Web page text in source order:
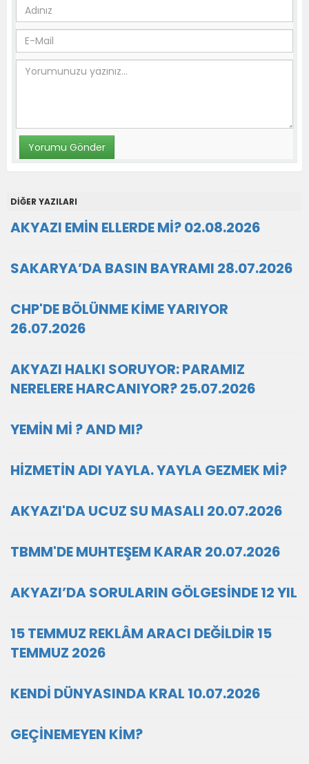
DİĞER YAZILARI
AKYAZI EMİN ELLERDE Mİ? 02.08.2026
SAKARYA’DA BASIN BAYRAMI 28.07.2026
CHP'DE BÖLÜNME KİME YARIYOR
26.07.2026
AKYAZI HALKI SORUYOR: PARAMIZ
NERELERE HARCANIYOR? 25.07.2026
YEMİN Mİ ? AND MI?
HİZMETİN ADI YAYLA. YAYLA GEZMEK Mİ?
AKYAZI'DA UCUZ SU MASALI 20.07.2026
TBMM'DE MUHTEŞEM KARAR 20.07.2026
AKYAZI’DA SORULARIN GÖLGESİNDE 12 YIL
15 TEMMUZ REKLÂM ARACI DEĞİLDİR 15
TEMMUZ 2026
KENDİ DÜNYASINDA KRAL 10.07.2026
GEÇİNEMEYEN KİM?